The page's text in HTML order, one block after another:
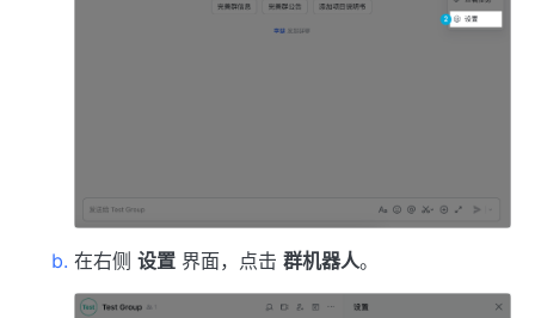
在右侧 设置 界面，点击 群机器人。